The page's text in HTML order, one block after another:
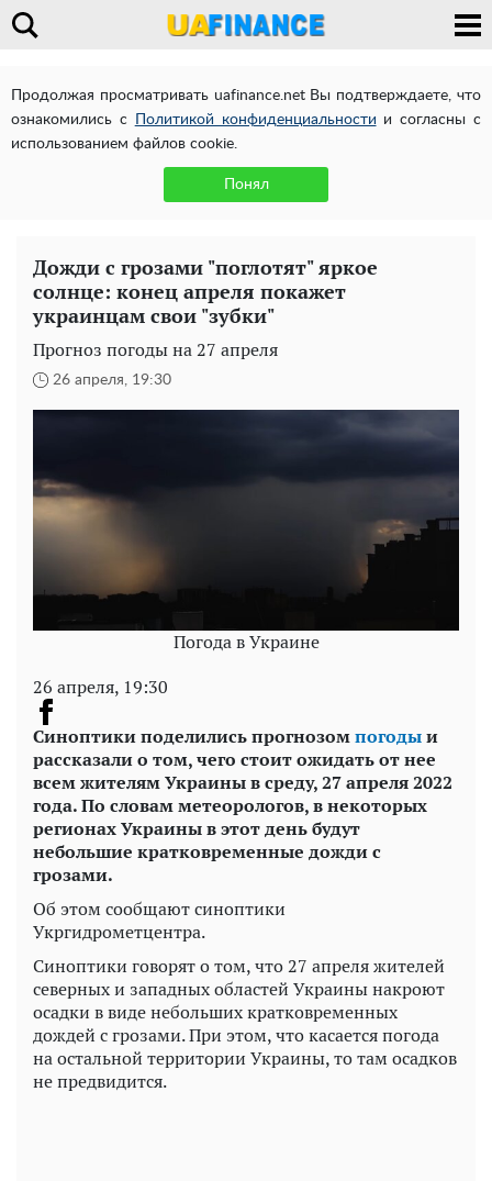
Продолжая просматривать uafinance.net Вы подтверждаете, что
ознакомились с
Политикой конфиденциальности и согласны с
использованием файлов cookie.
Понял
Дожди с грозами "поглотят" яркое
солнце: конец апреля покажет
украинцам свои "зубки"
Прогноз погоды на 27 апреля
26 апреля, 19:30
Погода в Украине
26 апреля, 19:30
Синоптики поделились прогнозомпогодыи
рассказали о том, чего стоит ожидать от нее
всем жителям Украины в среду, 27 апреля 2022
года. По словам метеорологов, в некоторых
регионах Украины в этот день будут
небольшие кратковременные дожди с
грозами.
Об этом сообщают синоптики
Укргидрометцентра.
Синоптики говорят о том, что 27 апреля жителей
северных и западных областей Украины накроют
осадки в виде небольших кратковременных
дождей с грозами. При этом, что касается погода
на остальной территории Украины, то там осадков
не предвидится.